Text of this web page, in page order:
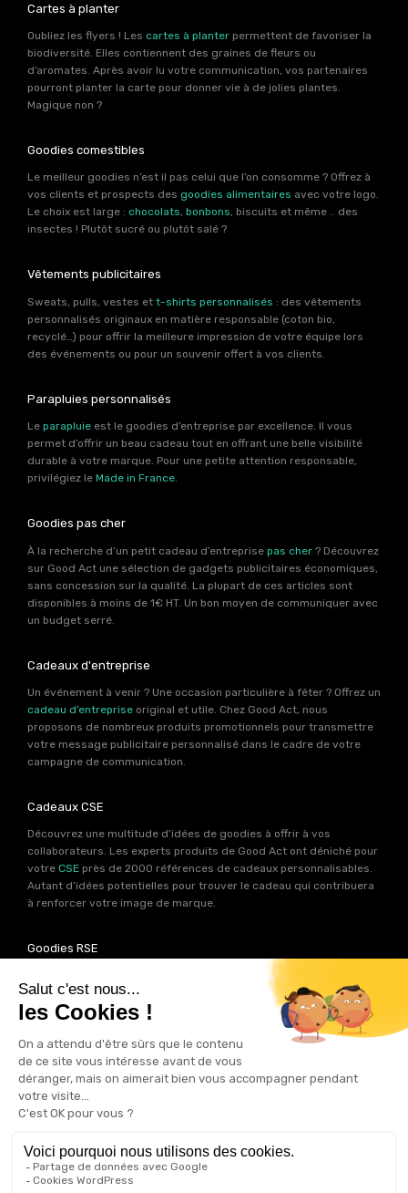
Cartes à planter
Oubliez les flyers ! Les cartes à planter permettent de favoriser la
biodiversité. Elles contiennent des graines de fleurs ou
d’aromates. Après avoir lu votre communication, vos partenaires
pourront planter la carte pour donner vie à de jolies plantes.
Magique non ?
Goodies comestibles
Le meilleur goodies n’est il pas celui que l’on consomme ? Offrez à
vos clients et prospects des goodies alimentaires avec votre logo.
Le choix est large : chocolats, bonbons, biscuits et même .. des
insectes ! Plutôt sucré ou plutôt salé ?
Vêtements publicitaires
Sweats, pulls, vestes et t-shirts personnalisés : des vêtements
personnalisés originaux en matière responsable (coton bio,
recyclé…) pour offrir la meilleure impression de votre équipe lors
des événements ou pour un souvenir offert à vos clients.
Parapluies personnalisés
Le parapluie est le goodies d’entreprise par excellence. Il vous
permet d’offrir un beau cadeau tout en offrant une belle visibilité
durable à votre marque. Pour une petite attention responsable,
privilégiez le Made in France.
Goodies pas cher
À la recherche d’un petit cadeau d’entreprise pas cher ? Découvrez
sur Good Act une sélection de gadgets publicitaires économiques,
sans concession sur la qualité. La plupart de ces articles sont
disponibles à moins de 1€ HT. Un bon moyen de communiquer avec
un budget serré.
Cadeaux d'entreprise
Un événement à venir ? Une occasion particulière à fêter ? Offrez un
cadeau d’entreprise original et utile. Chez Good Act, nous
proposons de nombreux produits promotionnels pour transmettre
votre message publicitaire personnalisé dans le cadre de votre
campagne de communication.
Cadeaux CSE
Découvrez une multitude d’idées de goodies à offrir à vos
collaborateurs. Les experts produits de Good Act ont déniché pour
votre CSE près de 2000 références de cadeaux personnalisables.
Autant d’idées potentielles pour trouver le cadeau qui contribuera
à renforcer votre image de marque.
Goodies RSE
Vous souhaitez communiquer en accord avec vos valeurs ? Ca
tombe bien ! Un grand nombre de produits présents sur Good Act
sont fabriqués en France et en Europe.
Notre sélection RSEvous
permet de trouver un goodies parfait pour votre campagne de
communication. Des produits fabriqués avec amour dans de
bonnes conditions et un impact limité sur la planête.